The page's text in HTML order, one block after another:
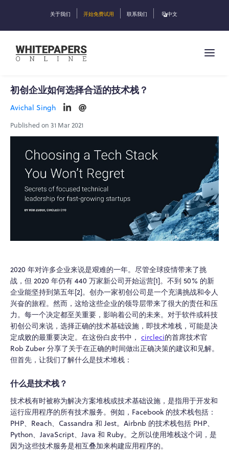
关于我们 开始免费试用 联系我们 中文
初创企业如何选择合适的技术栈？
Avichal Singh
Published on 31 Mar 2021
2020 年对许多企业来说是艰难的一年。尽管全球疫情带来了挑
战，但 2020 年仍有 440 万家新公司开始运营[1]。不到 50% 的新
企业能坚持到第五年[2]。创办一家初创公司是一个充满挑战和令人
兴奋的旅程。然而，这给这些企业的领导层带来了很大的责任和压
力。每一个决定都至关重要，影响着公司的未来。对于软件或科技
初创公司来说，选择正确的技术基础设施，即技术堆栈，可能是决
定成败的最重要决定。在这份白皮书中， circleci的首席技术官
Rob Zuber 分享了关于在正确的时间做出正确决策的建议和见解。
但首先，让我们了解什么是技术堆栈：
什么是技术栈？
技术栈有时被称为解决方案堆栈或技术基础设施，是指用于开发和
运行应用程序的所有技术服务。例如，Facebook 的技术栈包括：
PHP、Reach、Cassandra 和 Jest。Airbnb 的技术栈包括 PHP、
Python、JavaScript、Java 和 Ruby。之所以使用堆栈这个词，是
因为这些技术服务是相互叠加来构建应用程序的。